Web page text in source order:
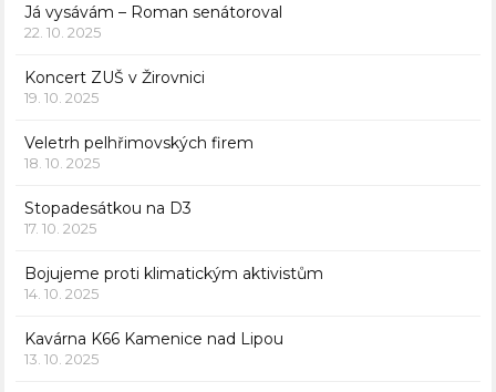
Já vysávám – Roman senátoroval
22. 10. 2025
Koncert ZUŠ v Žirovnici
19. 10. 2025
Veletrh pelhřimovských firem
18. 10. 2025
Stopadesátkou na D3
17. 10. 2025
Bojujeme proti klimatickým aktivistům
14. 10. 2025
Kavárna K66 Kamenice nad Lipou
13. 10. 2025